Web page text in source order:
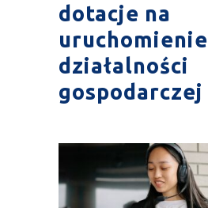
dotacje na
uruchomienie
działalności
gospodarczej